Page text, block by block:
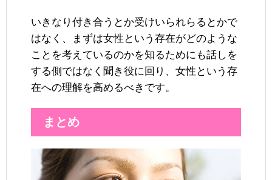
いきなり付き合うとか受けいられらるとかで
はなく、まずは女性という存在がどのような
ことを考えているのかを知るためにも話しを
する側ではなく聞き役に回り、女性という存
在への理解を高めるべきです。
まとめ